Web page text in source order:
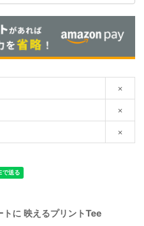
×
×
×
トに 映えるプリントTee